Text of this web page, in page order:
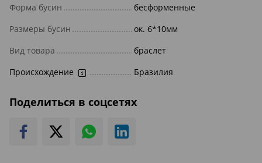
Форма бусин
бесформенные
Размеры бусин
ок. 6*10мм
Вид товара
браслет
Происхождение
Бразилия
Поделиться в соцсетях